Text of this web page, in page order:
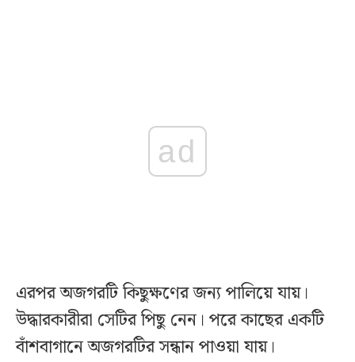
ad
এরপর অজগরটি কিছুক্ষণের জন্য পালিয়ে যায়।
উদ্ধারকারীরা সেটির পিছু নেন। পরে কাছের একটি
বাঁশবাগানে অজগরটির সন্ধান পাওয়া যায়।